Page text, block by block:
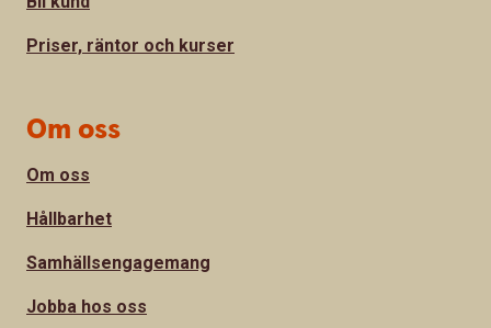
Priser, räntor och kurser
Om oss
Om oss
Hållbarhet
Samhällsengagemang
Jobba hos oss